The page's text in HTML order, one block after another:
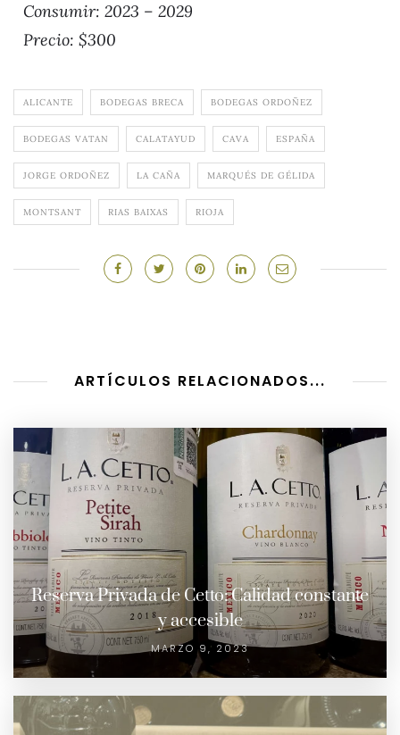
Consumir: 2023 – 2029
Precio: $300
ALICANTE BODEGAS BRECA BODEGAS ORDOÑEZ
BODEGAS VATAN CALATAYUD CAVA ESPAÑA
JORGE ORDOÑEZ LA CAÑA MARQUÉS DE GÉLIDA
MONTSANT RIAS BAIXAS RIOJA
ARTÍCULOS RELACIONADOS...
Reserva Privada de Cetto: Calidad constante
y accesible
MARZO 9, 2023